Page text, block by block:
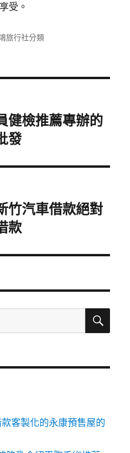
受。
旅行社分類
健檢推薦專辦的
發
竹汽車借款絕對
款
搜
客製化的永康預售屋的